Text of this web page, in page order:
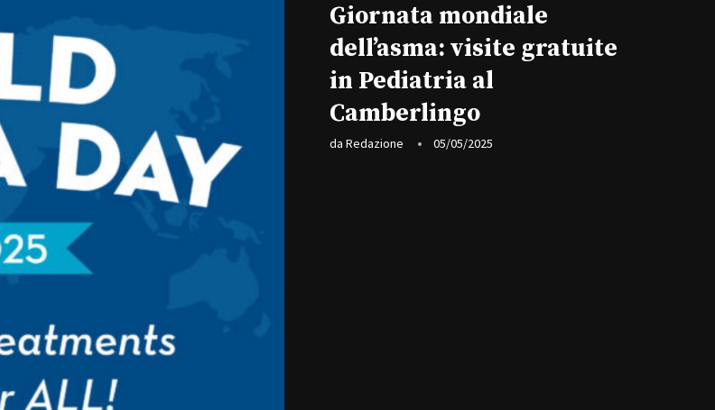
Giornata mondiale
dell’asma: visite gratuite
in Pediatria al
Camberlingo
da Redazione 05/05/2025